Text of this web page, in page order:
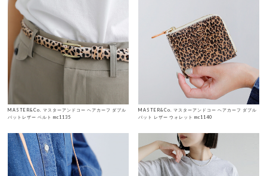
MASTER&Co. マスターアンドコー ヘアカーフ ダブル
バットレザー ベルト mc1135
MASTER&Co. マスターアンドコー ヘアカーフ ダブル
バット レザー ウォレット mc1140